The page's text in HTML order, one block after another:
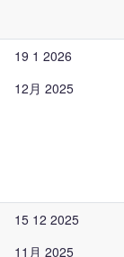
19 1 2026
12月 2025
15 12 2025
11月 2025